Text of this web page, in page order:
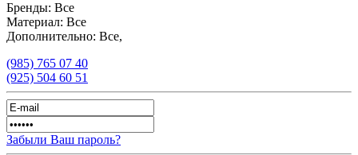
Бренды: Все
Материал: Все
Дополнительно: Все,
(985) 765 07 40
(925) 504 60 51
Забыли Ваш пароль?